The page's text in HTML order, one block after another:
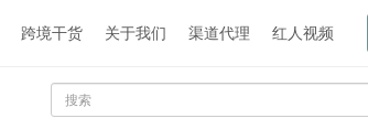
跨境干货 关于我们 渠道代理 红人视频